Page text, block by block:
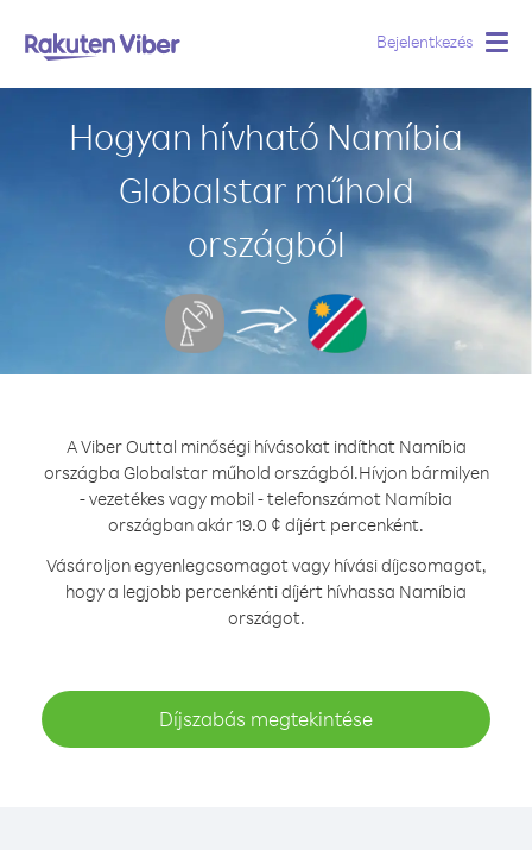
Bejelentkezés
Hogyan hívható Namíbia
Globalstar műhold
országból
A Viber Outtal minőségi hívásokat indíthat Namíbia
országba Globalstar műhold országból.Hívjon bármilyen
- vezetékes vagy mobil - telefonszámot Namíbia
országban akár 19.0 ¢ díjért percenként.
Vásároljon egyenlegcsomagot vagy hívási díjcsomagot,
hogy a legjobb percenkénti díjért hívhassa Namíbia
országot.
Díjszabás megtekintése